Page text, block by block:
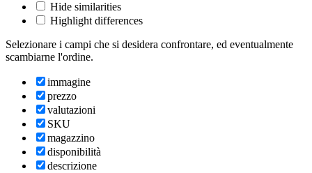
Hide similarities
Highlight differences
Selezionare i campi che si desidera confrontare, ed eventualmente
scambiarne l'ordine.
immagine
prezzo
valutazioni
SKU
magazzino
disponibilità
descrizione